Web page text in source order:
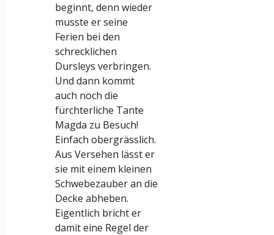
beginnt, denn wieder
musste er seine
Ferien bei den
schrecklichen
Dursleys verbringen.
Und dann kommt
auch noch die
fürchterliche Tante
Magda zu Besuch!
Einfach obergrässlich.
Aus Versehen lässt er
sie mit einem kleinen
Schwebezauber an die
Decke abheben.
Eigentlich bricht er
damit eine Regel der